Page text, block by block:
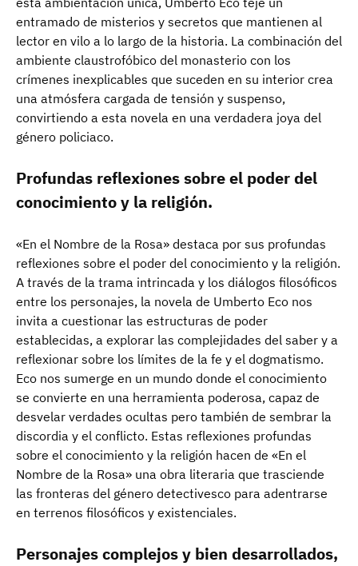
entramado de misterios y secretos que mantienen al
lector en vilo a lo largo de la historia. La combinación del
ambiente claustrofóbico del monasterio con los
crímenes inexplicables que suceden en su interior crea
una atmósfera cargada de tensión y suspenso,
convirtiendo a esta novela en una verdadera joya del
género policiaco.
Profundas reflexiones sobre el poder del
conocimiento y la religión.
«En el Nombre de la Rosa» destaca por sus profundas
reflexiones sobre el poder del conocimiento y la religión.
A través de la trama intrincada y los diálogos filosóficos
entre los personajes, la novela de Umberto Eco nos
invita a cuestionar las estructuras de poder
establecidas, a explorar las complejidades del saber y a
reflexionar sobre los límites de la fe y el dogmatismo.
Eco nos sumerge en un mundo donde el conocimiento
se convierte en una herramienta poderosa, capaz de
desvelar verdades ocultas pero también de sembrar la
discordia y el conflicto. Estas reflexiones profundas
sobre el conocimiento y la religión hacen de «En el
Nombre de la Rosa» una obra literaria que trasciende
las fronteras del género detectivesco para adentrarse
en terrenos filosóficos y existenciales.
Personajes complejos y bien desarrollados,